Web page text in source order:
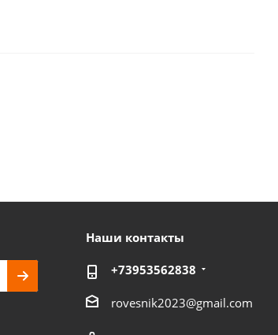
Наши контакты
+73953562838
rovesnik2023@gmail.com